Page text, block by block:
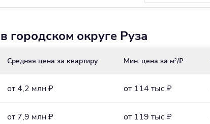
округе Руза
Средняя цена за квартиру Мин. цена за м2/₽
от 4,2 млн ₽ от 114 тыс ₽
от 7,9 млн ₽ от 119 тыс ₽